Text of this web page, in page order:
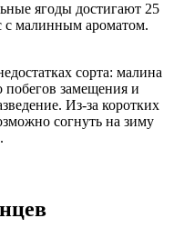
ягоды достигают 25
с малинным ароматом.
сорта: малина
побегов замещения и
Из-за коротких
согнуть на зиму